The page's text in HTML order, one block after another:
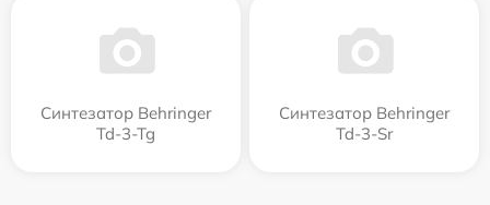
Синтезатор Behringer
Td-3-Tg
Синтезатор Behringer
Td-3-Sr